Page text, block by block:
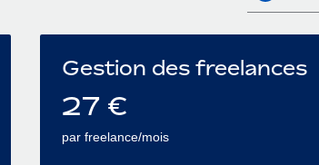
Gestion des freelances
27 €
par freelance/mois